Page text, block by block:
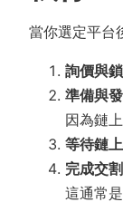
當你選定平台
詢價與
準備與
因為鏈
等待鏈
完成交割
這通常